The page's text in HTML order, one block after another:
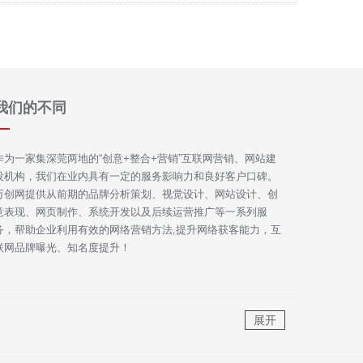
们的不同
为一家集深莞两地的“创意+整合+营销”互联网营销、网站建
机构，我们在业内具有一定的服务影响力和良好客户口碑。
创网提供从前期的品牌分析策划、视觉设计、网站设计、创
表现、网页制作、系统开发以及后续运营推广等一系列服
，帮助企业利用有效的网络营销方法,提升网络获客能力，互
网品牌曝光、知名度提升！
展开